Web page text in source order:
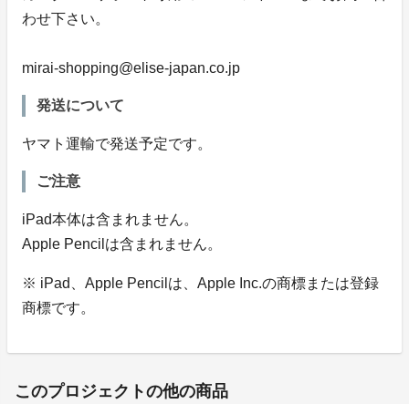
わせ下さい。
mirai-shopping@elise-japan.co.jp
発送について
ヤマト運輸で発送予定です。
ご注意
iPad本体は含まれません。
Apple Pencilは含まれません。
※ iPad、Apple Pencilは、Apple Inc.の商標または登録
商標です。
このプロジェクトの他の商品